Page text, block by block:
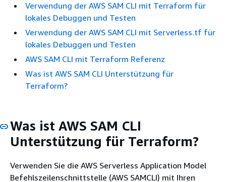
Verwendung der AWS SAM CLI mit Terraform für
lokales Debuggen und Testen
Verwendung der AWS SAM CLI mit Serverless.tf für
lokales Debuggen und Testen
AWS SAM CLI mit Terraform Referenz
Was ist AWS SAM CLI Unterstützung für
Terraform?
Was ist AWS SAM CLI
Unterstützung für Terraform?
Verwenden Sie die AWS Serverless Application Model
Befehlszeilenschnittstelle (AWS SAMCLI) mit Ihren